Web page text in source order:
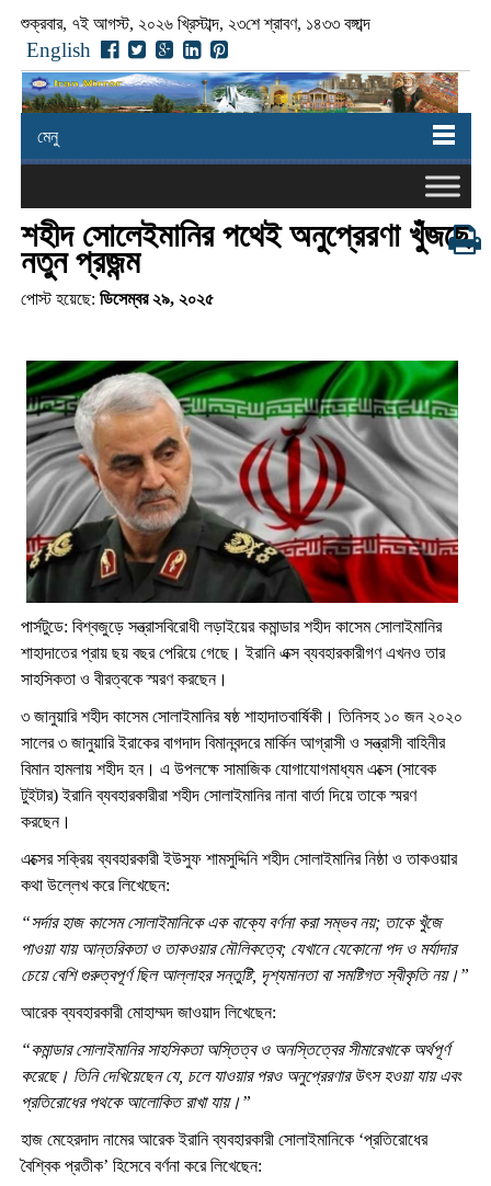
শুক্রবার, ৭ই আগস্ট, ২০২৬ খ্রিস্টাব্দ, ২৩শে শ্রাবণ, ১৪৩৩ বঙ্গাব্দ
English
মেনু
শহীদ সোলেইমানির পথেই অনুপ্রেরণা খুঁজছে
নতুন প্রজন্ম
পোস্ট হয়েছে: ডিসেম্বর ২৯, ২০২৫
পার্সটুডে: বিশ্বজুড়ে সন্ত্রাসবিরোধী লড়াইয়ের কমান্ডার শহীদ কাসেম সোলাইমানির
শাহাদাতের প্রায় ছয় বছর পেরিয়ে গেছে। ইরানি এক্স ব্যবহারকারীগণ এখনও তার
সাহসিকতা ও বীরত্বকে স্মরণ করছেন।
৩ জানুয়ারি শহীদ কাসেম সোলাইমানির ষষ্ঠ শাহাদাতবার্ষিকী। তিনিসহ ১০ জন ২০২০
সালের ৩ জানুয়ারি ইরাকের বাগদাদ বিমানবন্দরে মার্কিন আগ্রাসী ও সন্ত্রাসী বাহিনীর
বিমান হামলায় শহীদ হন। এ উপলক্ষে সামাজিক যোগাযোগমাধ্যম এক্সে (সাবেক
টুইটার) ইরানি ব্যবহারকারীরা শহীদ সোলাইমানির নানা বার্তা দিয়ে তাকে স্মরণ
করছেন।
এক্সের সক্রিয় ব্যবহারকারী ইউসুফ শামসুদ্দিনি শহীদ সোলাইমানির নিষ্ঠা ও তাকওয়ার
কথা উল্লেখ করে লিখেছেন:
“সর্দার হাজ কাসেম সোলাইমানিকে এক বাক্যে বর্ণনা করা সম্ভব নয়; তাকে খুঁজে
পাওয়া যায় আন্তরিকতা ও তাকওয়ার মৌলিকত্বে; যেখানে যেকোনো পদ ও মর্যাদার
চেয়ে বেশি গুরুত্বপূর্ণ ছিল আল্লাহর সন্তুষ্টি, দৃশ্যমানতা বা সমষ্টিগত স্বীকৃতি নয়।”
আরেক ব্যবহারকারী মোহাম্মদ জাওয়াদ লিখেছেন:
“কমান্ডার সোলাইমানির সাহসিকতা অস্তিত্ব ও অনস্তিত্বের সীমারেখাকে অর্থপূর্ণ
করেছে। তিনি দেখিয়েছেন যে, চলে যাওয়ার পরও অনুপ্রেরণার উৎস হওয়া যায় এবং
প্রতিরোধের পথকে আলোকিত রাখা যায়।”
হাজ মেহেরদাদ নামের আরেক ইরানি ব্যবহারকারী সোলাইমানিকে ‘প্রতিরোধের
বৈশ্বিক প্রতীক’ হিসেবে বর্ণনা করে লিখেছেন: